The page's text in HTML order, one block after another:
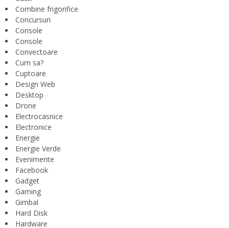
Combine frigorifice
Concursuri
Console
Console
Convectoare
Cum sa?
Cuptoare
Design Web
Desktop
Drone
Electrocasnice
Electronice
Energie
Energie Verde
Evenimente
Facebook
Gadget
Gaming
Gimbal
Hard Disk
Hardware